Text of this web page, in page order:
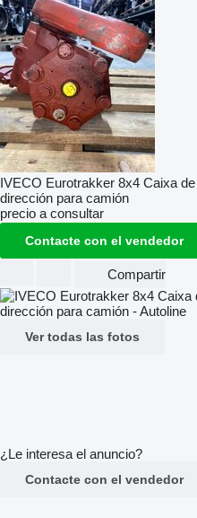
IVECO Eurotrakker 8x4 Caixa
dirección para camión
precio a consultar
Contacte con el vendedor
Compartir
Ver todas las fotos
¿Le interesa el anuncio?
Contacte con el vendedor